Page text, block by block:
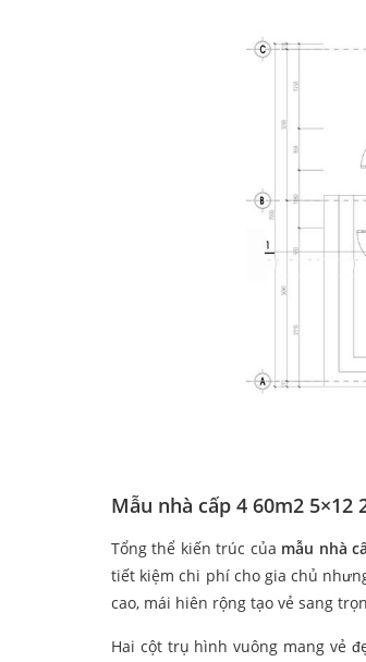
Mẫu nhà cấp 4 60m2
Tổng thể kiến trúc của mẫu nhà
tiết kiệm chi phí cho gia chủ
cao, mái hiên rộng tạo vẻ sang
Hai cột trụ hình vuông mang vẻ